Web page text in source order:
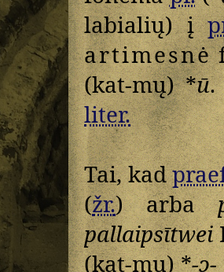
labialių) į
artimesnė
(kat-mų) *ū
liter.
Tai, kad
(žr.) arba
pallaipsītwei
(kat-mų) *-ɔ-